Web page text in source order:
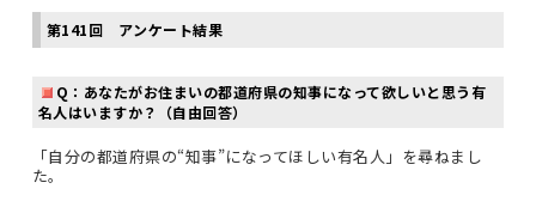
第141回 アンケート結果
Q：あなたがお住まいの都道府県の知事になって欲しいと思う有
名人はいますか？（自由回答）
「自分の都道府県の“知事”になってほしい有名人」を尋ねまし
た。